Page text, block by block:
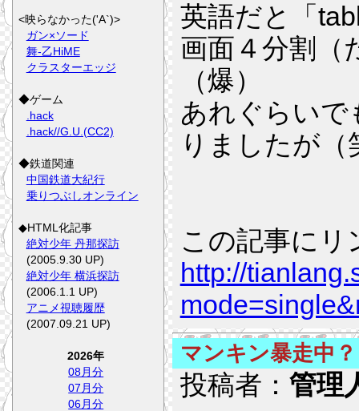
英語だと「
画面４分割（
（爆）
あれぐらいで
りましたが（
この記事にリ
http://
マンキン暴走中？
投稿者： 管理
<映らなかった('A`)>
ガン×ソード
舞-乙HiME
クラスターエッジ
◆ゲーム
.hack
.hack//G.U.(CC2)
◆鉄道関連
中国鉄道大紀行
乗りつぶしオンライン
◆HTML化記事
絶対少年 丹那探訪
(2005.9.30 UP)
絶対少年 横浜探訪
(2006.1.1 UP)
アニメ視聴履歴
(2007.09.21 UP)
2026年
08月分
07月分
06月分